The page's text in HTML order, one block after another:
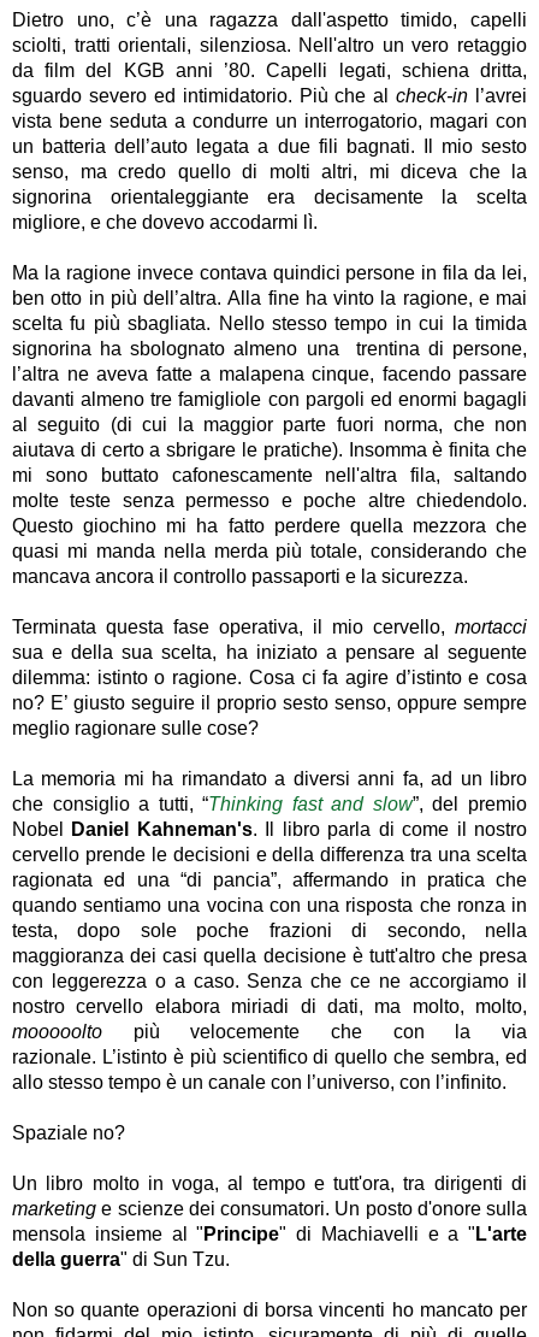
Dietro uno, c’è una ragazza dall'aspetto timido, capelli
sciolti, tratti orientali, silenziosa. Nell'altro un vero retaggio
da film del KGB anni ’80. Capelli legati, schiena dritta,
sguardo severo ed intimidatorio. Più che alcheck-in l’avrei
vista bene seduta a condurre un interrogatorio, magari con
un batteria dell’auto legata a due fili bagnati.
Il mio sesto
senso, ma credo quello di molti altri, mi diceva che la
signorina orientaleggiante era decisamente la scelta
migliore, e che dovevo accodarmi lì.
Ma la ragione invece contava quindici persone in fila da lei,
ben otto in più dell’altra. Alla fine ha vinto la ragione, e mai
scelta fu più sbagliata. Nello stesso tempo in cui la timida
signorina ha sbolognato almeno una trentina di persone,
l’altra ne aveva fatte a malapena cinque, facendo passare
davanti almeno tre famigliole con pargoli ed enormi bagagli
al seguito (di cui la maggior parte fuori norma, che non
aiutava di certo a sbrigare le pratiche). Insomma è finita che
mi sono buttato cafonescamente nell'altra fila, saltando
molte teste senza permesso e poche altre chiedendolo.
Questo giochino mi ha fatto perdere quella mezzora che
quasi mi manda nella merda più totale, considerando che
mancava ancora il controllo passaporti e la sicurezza.
Terminata questa fase operativa, il mio cervello, mortacci
sua e della sua scelta, ha iniziato a pensare al seguente
dilemma: istinto o ragione. Cosa ci fa agire d’istinto e cosa
no? E’ giusto seguire il proprio sesto senso, oppure sempre
meglio ragionare sulle cose?
La memoria mi ha rimandato a diversi anni fa, ad un libro
che consiglio a tutti, “Thinking fast and slow”, del premio
Nobel
Daniel Kahneman's. Il libro parla di come il nostro
cervello prende le decisioni e della differenza tra una scelta
ragionata ed una “di pancia”, affermando in pratica che
quando sentiamo una vocina con una risposta che ronza in
testa, dopo sole poche frazioni di secondo, nella
maggioranza dei casi quella decisione è tutt'altro che presa
con leggerezza o a caso. Senza che ce ne accorgiamo il
nostro cervello elabora miriadi di dati, ma molto, molto,
mooooolto più velocemente che con la via
razionale. L’istinto è più scientifico di quello che sembra, ed
allo stesso tempo è un canale con l’universo, con l’infinito.
Spaziale no?
Un libro molto in voga, al tempo e tutt'ora, tra dirigenti di
marketinge scienze dei consumatori. Un posto d'onore sulla
mensola insieme al " Principe" di Machiavelli e a " L'arte
della guerra" di Sun Tzu.
Non so quante operazioni di borsa vincenti ho mancato per